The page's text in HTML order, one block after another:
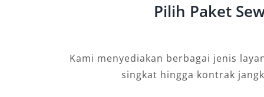
atau dinas luar kota bukan hanya soal
soal kenyamanan, performa, dan
Pilih Paket
Kami menyediakan berbagai jenis
singkat hingga kontrak